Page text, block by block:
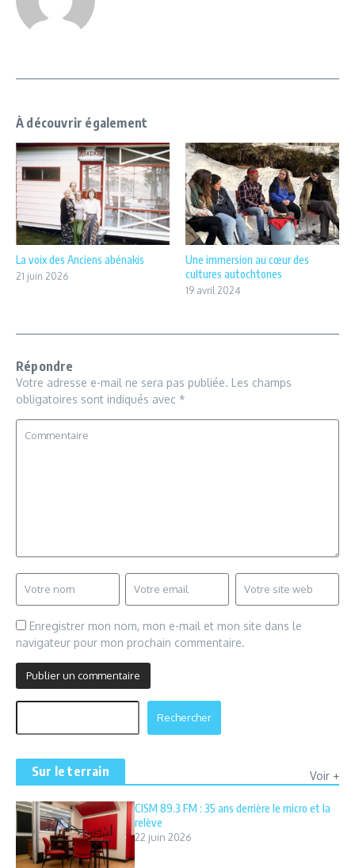
À découvrir également
La voix des Anciens abénakis
21 juin 2026
Une immersion au cœur des
cultures autochtones
19 avril 2024
Répondre
Votre adresse e-mail ne sera pas publiée. Les champs
obligatoires sont indiqués avec *
Enregistrer mon nom, mon e-mail et mon site dans le
navigateur pour mon prochain commentaire.
Rechercher
Sur le terrain Voir +
CISM 89.3 FM : 35 ans derrière le micro et la
relève
22 juin 2026